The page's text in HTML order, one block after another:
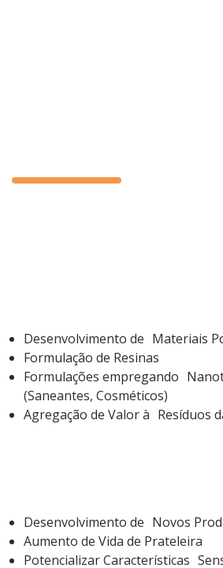
Desenvolvimento de Materiais
Formulação de Resinas
Formulações empregando
(Saneantes, Cosméticos)
Agregação de Valor à Resíduos
Desenvolvimento de Novos
Aumento de Vida de Prateleira
Potencializar Características